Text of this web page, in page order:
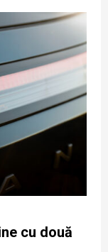
cu două